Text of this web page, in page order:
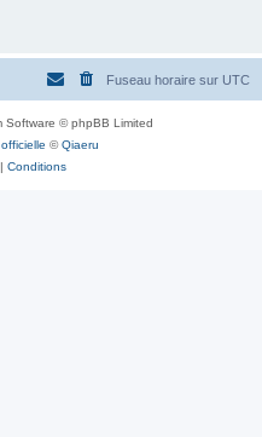
Fuseau horaire sur UTC
Software © phpBB Limited
©Qiaeru
| Conditions